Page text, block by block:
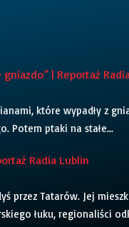
| Reportaż
które wypadły z
Potem ptaki na stałe...
Radia Lublin
przez Tatarów. Jej
łuku, regionaliści